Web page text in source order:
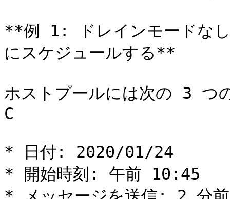
**例 1: ドレインモードなし
にスケジュールする**
ホストプールには次の 3 つ
C
* 日付: 2020/01/24
* 開始時刻: 午前 10:45